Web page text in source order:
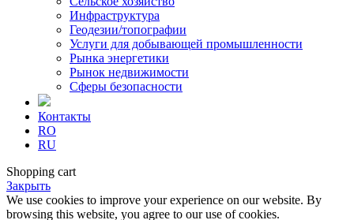
Инфраструктура
Геодезии/топографии
Услуги для добывающей промышленности
Рынка энергетики
Рынок недвижимости
Сферы безопасности
Контакты
RO
RU
Shopping cart
Закрыть
We use cookies to improve your experience on our website. By
browsing this website, you agree to our use of cookies.